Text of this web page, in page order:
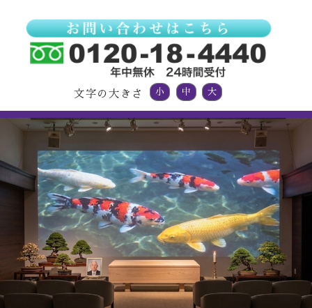
文字の大きさ 小 中 大